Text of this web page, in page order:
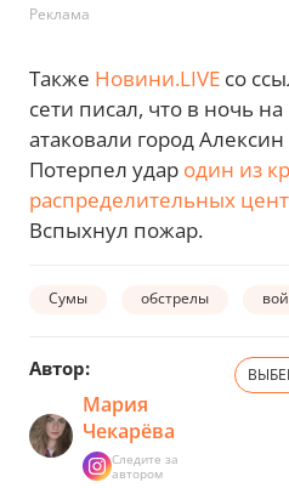
Реклама
Также Новини.LIVE со
сети писал, что в ночь
атаковали город
Потерпел удар один из
распределительных
Вспыхнул пожар.
Сумы обстрелы
Автор:
Мария
Чекарёва
Следите за
автором